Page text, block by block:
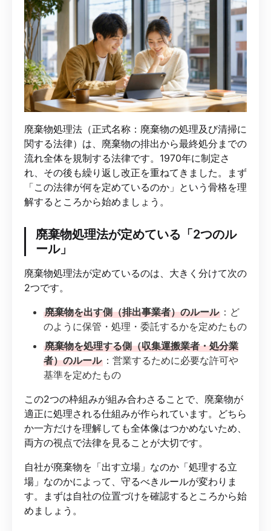
廃棄物処理法（正式名称：廃棄物の処理及び清掃に
関する法律）は、廃棄物の排出から最終処分までの
流れ全体を規制する法律です。1970年に制定さ
れ、その後も繰り返し改正を重ねてきました。まず
「この法律が何を定めているのか」という骨格を理
解するところから始めましょう。
廃棄物処理法が定めている「2つのル
ール」
廃棄物処理法が定めているのは、大きく分けて次の
2つです。
廃棄物を出す側（排出事業者）のルール ：ど
のように保管・処理・委託するかを定めたもの
廃棄物を処理する側（収集運搬業者・処分業
者）のルール ：営業するために必要な許可や
基準を定めたもの
この2つの枠組みが組み合わさることで、廃棄物が
適正に処理される仕組みが作られています。どちら
か一方だけを理解しても全体像はつかめないため、
両方の視点で法律を見ることが大切です。
自社が廃棄物を「出す立場」なのか「処理する立
場」なのかによって、守るべきルールが変わりま
す。まずは自社の位置づけを確認するところから始
めましょう。